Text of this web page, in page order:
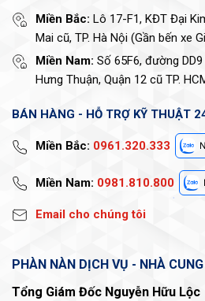
Miền Bắc: Lô 17-F1, KĐT Đại
Mai cũ, TP. Hà Nội (Gần bến xe
Miền Nam: Số 65F6, đường
Hưng Thuận, Quận 12 cũ TP.
BÁN HÀNG - HỖ TRỢ KỸ THUẬT
Miền Bắc: 0961.320.333
Miền Nam: 0981.810.800
Email cho chúng tôi
PHÀN NÀN DỊCH VỤ - NHÀ
Tổng Giám Đốc Nguyễn Hữu Lộc